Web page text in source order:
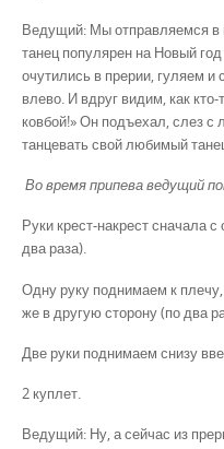
Ведущий: Мы отправляемся в
танец популярен на Новый
очутились в прерии, гуляем
влево. И вдруг видим, как
ковбой!» Он подъехал, слез с
танцевать свой любимый
Во время припева ведущий
Руки крест-накрест сначала
два раза).
Одну руку поднимаем к
же в другую сторону (по два
Две руки поднимаем снизу
2 куплет.
Ведущий: Ну, а сейчас из